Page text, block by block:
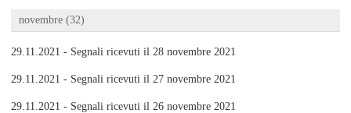
novembre (32)
29.11.2021 - Segnali ricevuti il 28 novembre 2021
29.11.2021 - Segnali ricevuti il 27 novembre 2021
29.11.2021 - Segnali ricevuti il 26 novembre 2021